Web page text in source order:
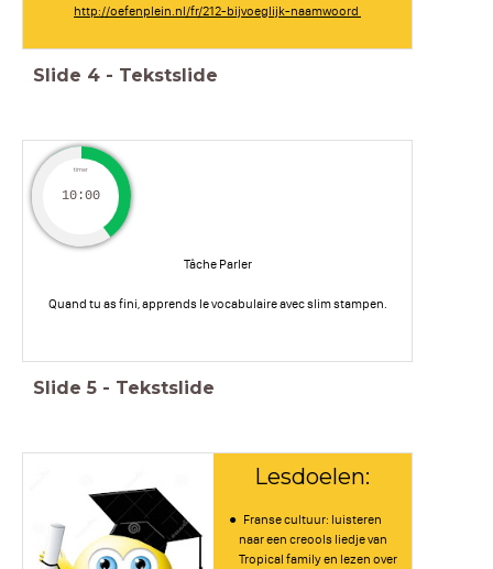
http://oefenplein.nl/fr/212-bijvoeglijk-naamwoord
Slide 4 - Tekstslide
Tâche Parler
Quand tu as fini, apprends le vocabulaire avec slim stampen.
timer
10:00
Slide 5 - Tekstslide
Lesdoelen:
Franse cultuur: luisteren
naar een creools liedje van
Tropical family en lezen over